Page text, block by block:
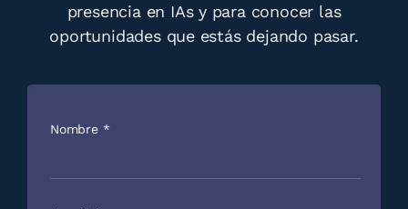
presencia en IAs y para conocer las
oportunidades que estás dejando pasar.
Nombre *